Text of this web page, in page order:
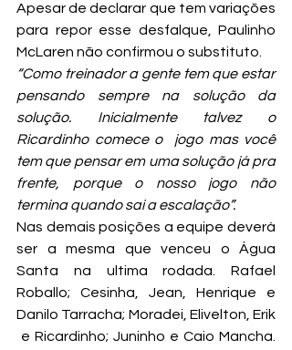
Apesar de declarar que tem variações
para repor esse desfalque, Paulinho
McLaren não confirmou o substituto.
“Como treinador a gente tem que estar
pensando sempre na solução da
solução. Inicialmente talvez o
Ricardinho comece o  jogo mas você
tem que pensar em uma solução já pra
frente, porque o nosso jogo não
termina quando sai a escalação”.
Nas demais posições a equipe deverá
ser a mesma que venceu o Água
Santa na ultima rodada. Rafael
Roballo; Cesinha, Jean, Henrique e
Danilo Tarracha; Moradei, Elivelton, Erik
e Ricardinho; Juninho e Caio Mancha.